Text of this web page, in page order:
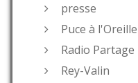
presse
Puce à l'Oreille
Radio Partage
Rey-Valin